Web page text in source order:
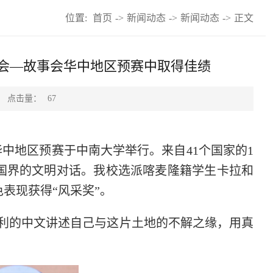
位置: 首页 -> 新闻动态 -> 新闻动态 -> 正文
—故事会华中地区预赛中取得佳绩
点击量： 67
中地区预赛于中南大学举行。来自41个国家的1
的文明对话。 我校选派喀麦隆籍学生卡拉和
现获得“风采奖”。
的中文讲述自己与这片土地的不解之缘，用真